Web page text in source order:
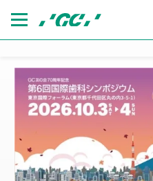
main